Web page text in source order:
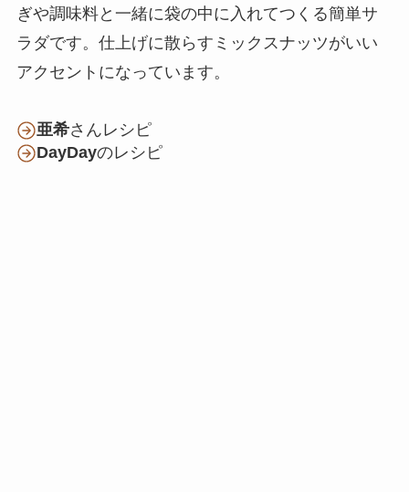
ぎや調味料と一緒に袋の中に入れてつくる簡単サ
ラダです。仕上げに散らすミックスナッツがいい
アクセントになっています。
亜希さんレシピ
DayDayのレシピ